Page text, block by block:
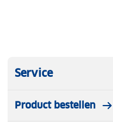
Service
Product bestellen